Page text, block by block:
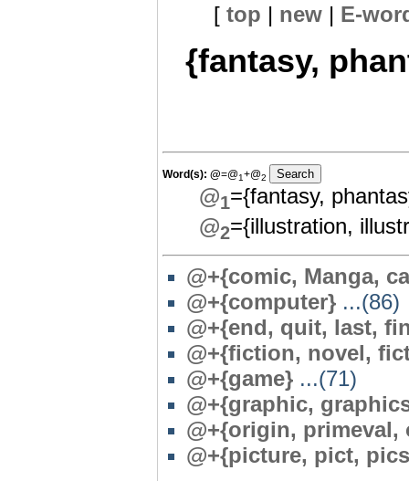
[ top | new| E-
{fantasy,
Word(s): @=@1+@2
@1={fantasy,
@2={illustration,
@+{comic, Manga,
@+{computer} ...(86)
@+{end, quit, last,
@+{fiction, novel,
@+{game} ...(71)
@+{graphic,
@+{origin,
@+{picture, pict,